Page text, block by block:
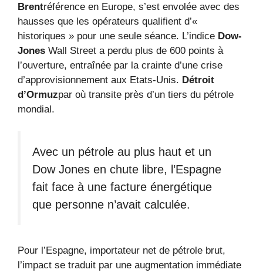
Brentréférence en Europe, s’est envolée avec des
hausses que les opérateurs qualifient d’«
historiques » pour une seule séance. L’indice Dow-
Jones Wall Street a perdu plus de 600 points à
l’ouverture, entraînée par la crainte d’une crise
d’approvisionnement aux Etats-Unis. Détroit
d’Ormuzpar où transite près d’un tiers du pétrole
mondial.
Avec un pétrole au plus haut et un
Dow Jones en chute libre, l’Espagne
fait face à une facture énergétique
que personne n’avait calculée.
Pour l’Espagne, importateur net de pétrole brut,
l’impact se traduit par une augmentation immédiate